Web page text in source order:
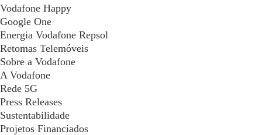
Vodafone Happy
Google One
Energia Vodafone Repsol
Retomas Telemóveis
Sobre a Vodafone
A Vodafone
Rede 5G
Press Releases
Sustentabilidade
Projetos Financiados